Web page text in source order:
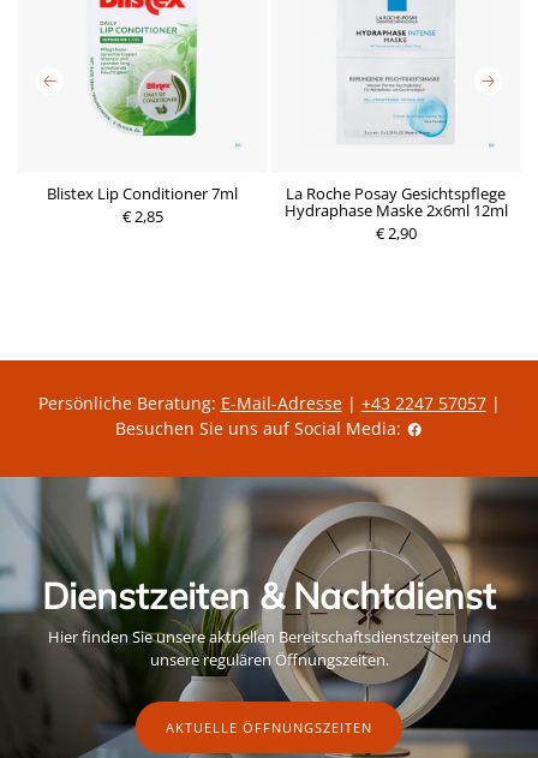
Blistex Lip Conditioner 7ml
€ 2,85
La Roche Posay Gesichtspflege
Hydraphase Maske 2x6ml 12ml
€ 2,90
Persönliche Beratung: E-Mail-Adresse| +43 2247 57057|
Besuchen Sie uns auf Social Media:
Dienstzeiten & Nachtdienst
Hier finden Sie unsere aktuellen Bereitschaftsdienstzeiten und
unsere regulären Öffnungszeiten.
AKTUELLE ÖFFNUNGSZEITEN